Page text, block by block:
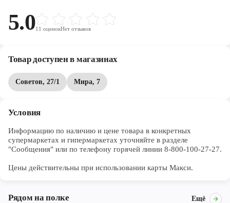
количествах такую карамель можно есть даже тем, кто следит
за фигурой.
5.011 оценокНет отзывов
Товар доступен в магазинах
Советов, 27/1 Мира, 7
Условия
Информацию по наличию и цене товара в конкретных
супермаркетах и гипермаркетах уточняйте в разделе
"Сообщения" или по телефону горячей линии 8-800-100-27-27.
Цены действительны при использовании карты Макси.
Рядом на полке Ещё